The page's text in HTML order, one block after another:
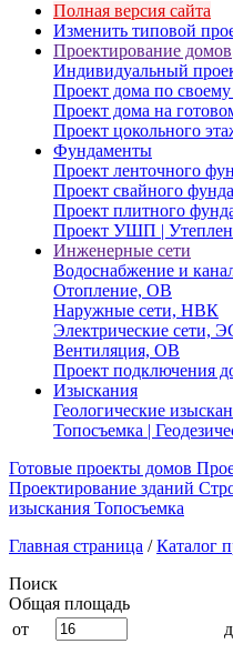
Полная версия сайта
Изменить типовой
Проектирование домов
Индивидуальный
Проект дома по своему
Проект дома на
Проект цокольного
Фундаменты
Проект ленточного
Проект свайного
Проект плитного
Проект УШП |
Инженерные сети
Водоснабжение и
Отопление, ОВ
Наружные сети, НВК
Электрические сети,
Вентиляция, ОВ
Проект подключения
Изыскания
Геологические
Топосъемка |
Готовые проекты домов
Проектирование зданий
изыскания Топосъемка
Главная страница / Каталог
Поиск
Общая площадь
от